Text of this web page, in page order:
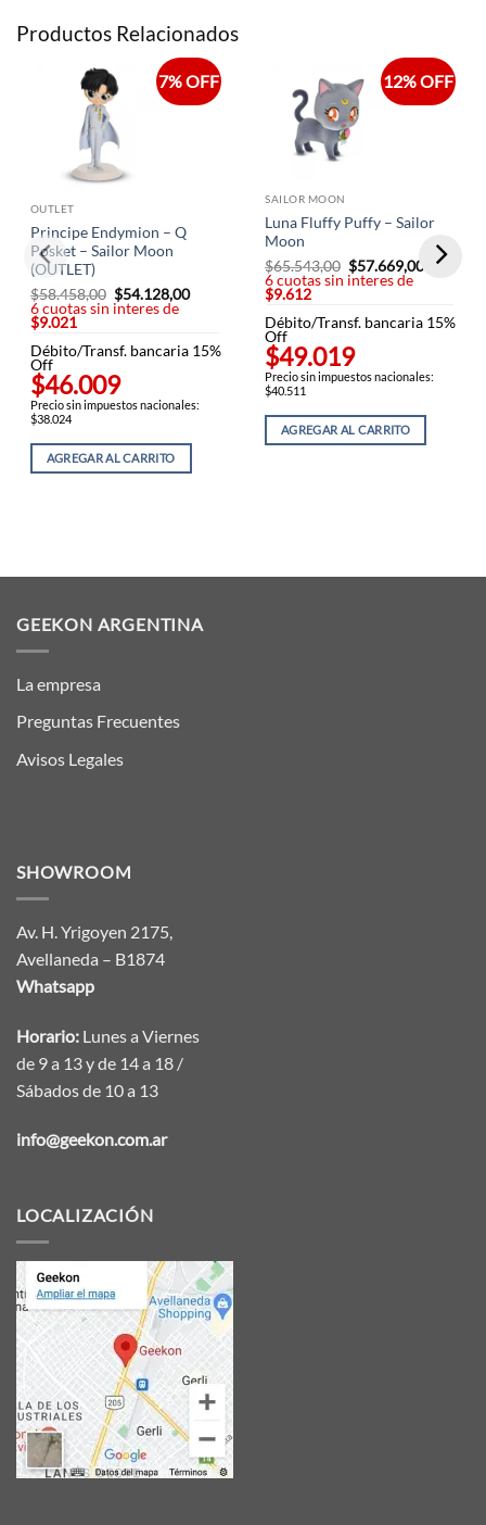
Productos Relacionados
7% OFF
OUTLET
Principe Endymion – Q
Posket – Sailor Moon
(OUTLET)
$58.458,00 El
precio
$58.458,00.
$54.128,00El
$54.128,00.
6 cuotas sin interes de
$9.021
Débito/Transf. bancaria 15%
Off
$46.009
Precio sin impuestos nacionales:
$38.024
AGREGAR AL CARRITO
12% OFF
SAILOR MOON
Luna Fluffy Puffy – Sailor
Moon
$65.543,00 El
precio
$65.543,00.
$57.669,00 El
6 cuotas sin interes de
$9.612
Débito/Transf. bancaria 15%
Off
$49.019
Precio sin impuestos nacionales:
$40.511
AGREGAR AL CARRITO
GEEKON ARGENTINA
La empresa
Preguntas Frecuentes
Avisos Legales
SHOWROOM
Av. H. Yrigoyen 2175,
Avellaneda – B1874
Whatsapp
Horario: Lunes a Viernes
de 9 a 13 y de 14 a 18 /
Sábados de 10 a 13
info@geekon.com.ar
LOCALIZACIÓN